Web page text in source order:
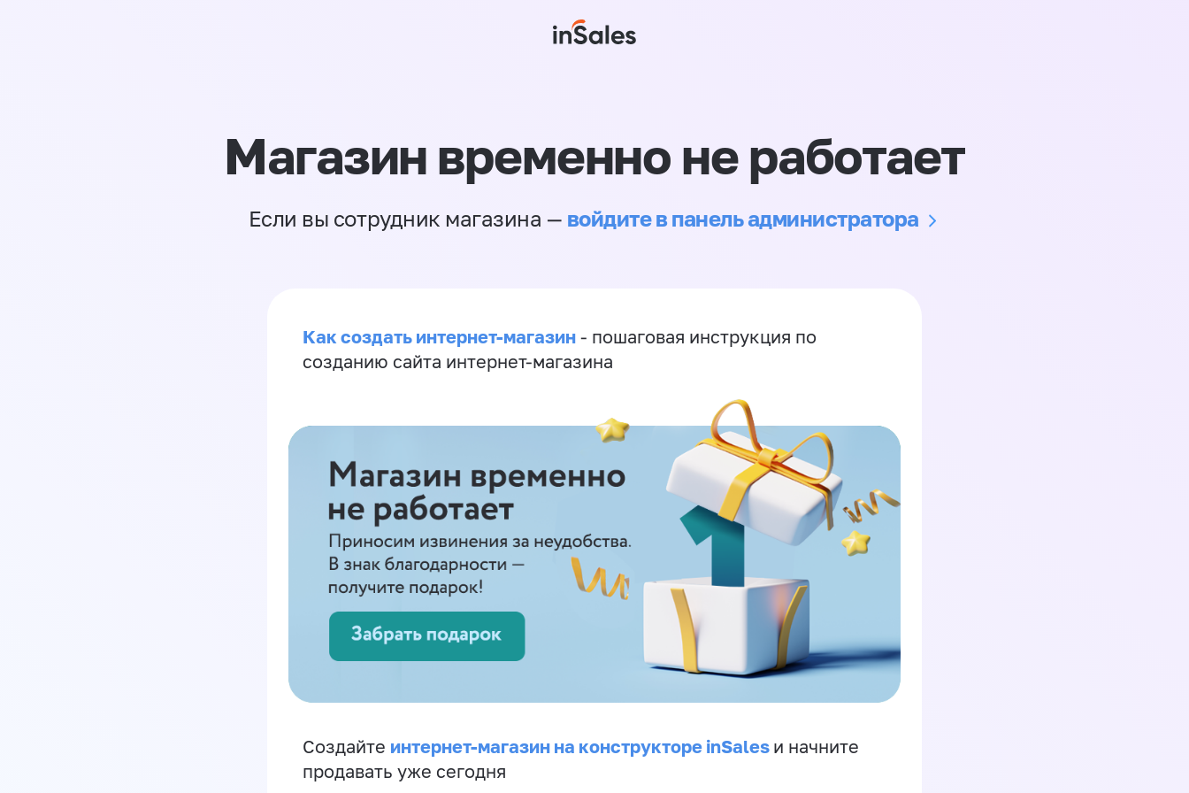
Магазин временно не работает
Если вы сотрудник магазина — войдите в панель администратора
Как создать интернет-магазин - пошаговая инструкция по
созданию сайта интернет-магазина
Создайте интернет-магазин на конструкторе inSales и начните
продавать уже сегодня